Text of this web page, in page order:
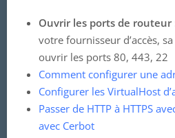
Ouvrir les ports de routeur
votre fournisseur d’accès,
ouvrir les ports 80, 443, 22
Comment configurer une
Configurer les VirtualHost
Passer de HTTP à HTTPS
avec Cerbot